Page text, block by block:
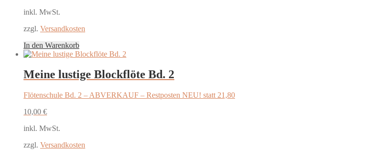
inkl. MwSt.
zzgl. Versandkosten
In den Warenkorb
Meine lustige Blockflöte Bd. 2
Flötenschule Bd. 2 – ABVERKAUF – Restposten NEU! statt 21,80
10,00 €
inkl. MwSt.
zzgl. Versandkosten